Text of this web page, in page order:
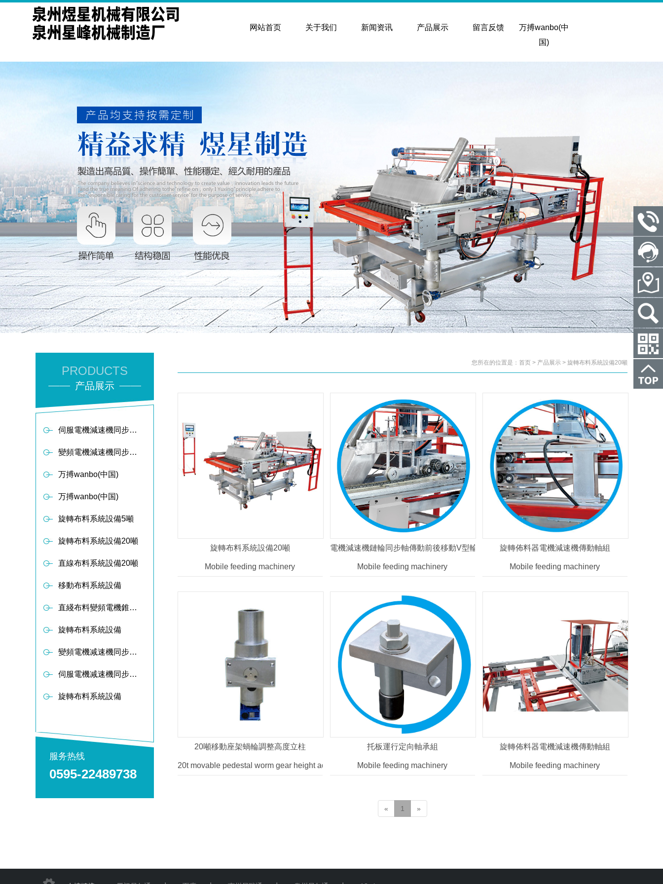
网站首页 关于我们 新闻资讯 产品展示 留言反馈
万搏wanbo(中
国)
PRODUCTS
产品展示
伺服電機減速機同步軸傳動布料器
變頻電機減速機同步軸傳動布料器
万搏wanbo(中国)
万搏wanbo(中国)
旋轉布料系統設備5噸
旋轉布料系統設備20噸
直線布料系統設備20噸
移動布料系統設備
直綫布料變頻電機錐形减速設備
旋轉布料系統設備
變頻電機减速機同步軸傳動布料器
伺服電機减速機同步軸傳動布料器
旋轉布料系統設備
服务热线
0595-22489738
您所在的位置是：首页 > 产品展示 > 旋轉布料系統設備20噸
旋轉布料系統設備20噸
Mobile feeding machinery
電機減速機鏈輪同步軸傳動前後移動V型輪軸組軌道架構
Mobile feeding machinery
旋轉佈料器電機減速機傳動軸組
Mobile feeding machinery
20噸移動座架蝸輪調整高度立柱
20t movable pedestal worm gear height adjustment column
托板運行定向軸承組
Mobile feeding machinery
旋轉佈料器電機減速機傳動軸組
Mobile feeding machinery
« 1 »